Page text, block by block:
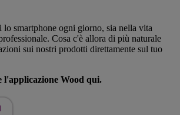
smartphone ogni giorno, sia nella vita
Cosa c'è allora di più naturale
sui nostri prodotti direttamente sul tuo
l'applicazione Wood qui.